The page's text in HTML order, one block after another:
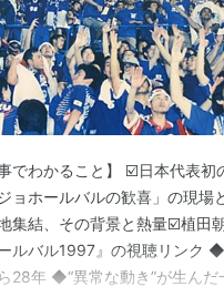
事でわかること】 ☑️日本代表初
ョホールバルの歓喜」の現場
集結、その背景と熱量☑️植田
ールバル1997』の視聴リンク
28年 ◆“異常な動き”が生ん